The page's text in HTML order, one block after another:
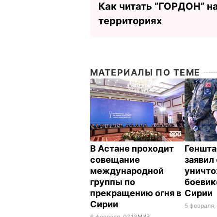
Как читать ”ГОРДОН”
территориях
МАТЕРИАЛЫ ПО ТЕМЕ
В Астане проходит
совещание
международной
группы по
прекращению огня в
Сирии
заявил
Сирии
5 февраля,